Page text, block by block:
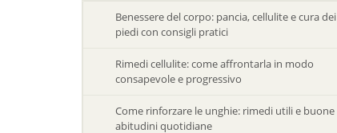
Benessere del corpo: pancia, cellulite e cura dei
piedi con consigli pratici
Rimedi cellulite: come affrontarla in modo
consapevole e progressivo
Come rinforzare le unghie: rimedi utili e buone
abitudini quotidiane